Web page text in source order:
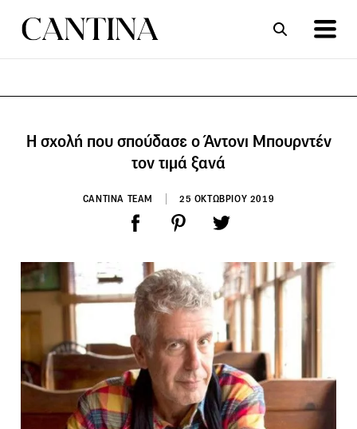
Η σχολή που σπούδασε ο Άντονι Μπουρντέν
τον τιμά ξανά
CANTINA TEAM 25 ΟΚΤΩΒΡΙΟΥ 2019